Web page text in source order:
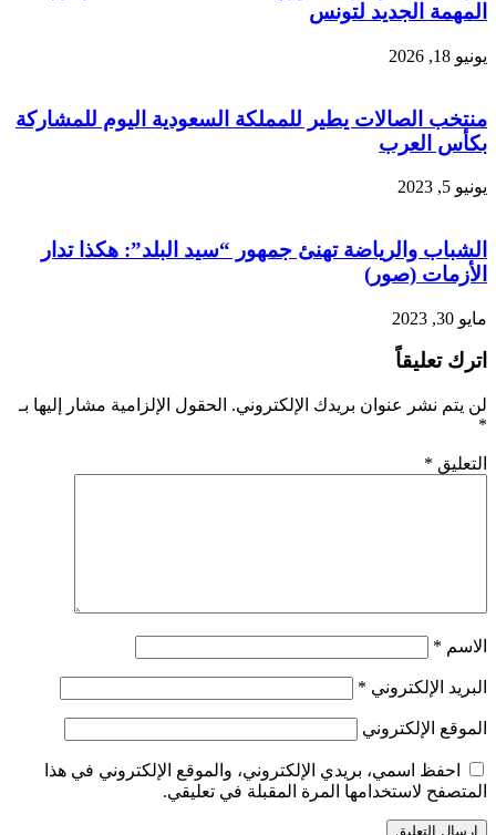
المهمة الجديد لتونس
يونيو 18, 2026
منتخب الصالات يطير للمملكة السعودية اليوم للمشاركة
بكأس العرب
يونيو 5, 2023
الشباب والرياضة تهنئ جمهور “سيد البلد”: هكذا تدار
الأزمات (صور)
مايو 30, 2023
اترك تعليقاً
لن يتم نشر عنوان بريدك الإلكتروني. الحقول الإلزامية مشار إليها بـ
*
التعليق *
الاسم *
البريد الإلكتروني *
الموقع الإلكتروني
احفظ اسمي، بريدي الإلكتروني، والموقع الإلكتروني في هذا
المتصفح لاستخدامها المرة المقبلة في تعليقي.